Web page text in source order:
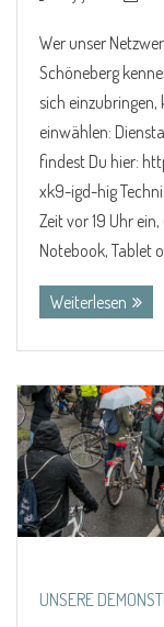
Wer unser
Schöneberg
sich
einwählen:
findest Du hier:
xk9-igd-hig
Zeit vor 19 Uhr
Notebook, Tablet
Weiterlesen
UNSERE